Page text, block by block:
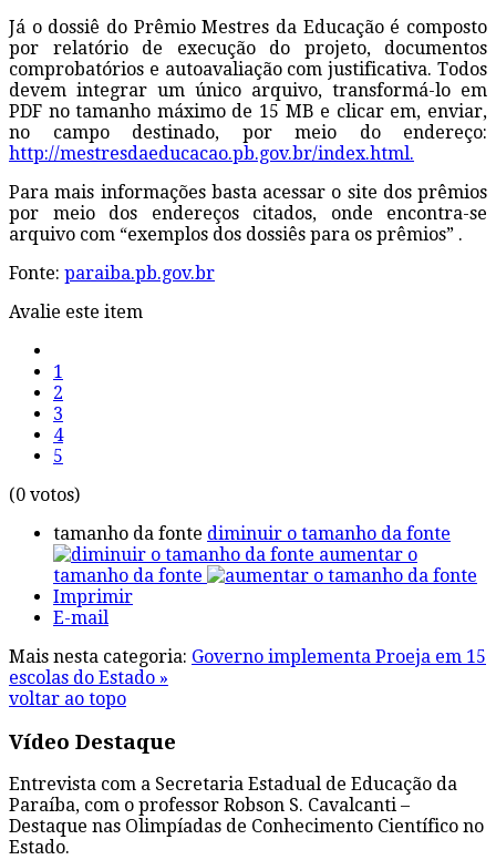
Já o dossiê do Prêmio Mestres da Educação é composto
por relatório de execução do projeto, documentos
comprobatórios e autoavaliação com justificativa. Todos
devem integrar um único arquivo, transformá-lo em
PDF no tamanho máximo de 15 MB e clicar em, enviar,
no campo destinado, por meio do endereço:
http://mestresdaeducacao.pb.gov.br/index.html.
Para mais informações basta acessar o site dos prêmios
por meio dos endereços citados, onde encontra-se
arquivo com “exemplos dos dossiês para os prêmios” .
Fonte: paraiba.pb.gov.br
Avalie este item
1
2
3
4
5
(0 votos)
tamanho da fonte diminuir o tamanho da fonte
aumentar o
tamanho da fonte
Imprimir
E-mail
Mais nesta categoria: Governo implementa Proeja em 15
escolas do Estado »
voltar ao topo
Vídeo Destaque
Entrevista com a Secretaria Estadual de Educação da
Paraíba, com o professor Robson S. Cavalcanti –
Destaque nas Olimpíadas de Conhecimento Científico no
Estado.